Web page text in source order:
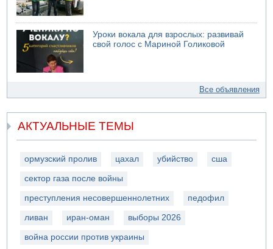
Уроки вокала для взрослых: развивай
свой голос с Мариной Голиковой
Все объявления
АКТУАЛЬНЫЕ ТЕМЫ
ормузский пролив цахал убийство сша
сектор газа после войны
преступления несовершеннолетних педофил
ливан иран-оман выборы 2026
война россии против украины